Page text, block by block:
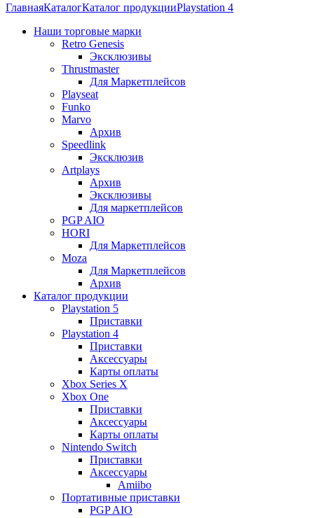
ГлавнаяКаталогКаталог продукцииPlaystation 4
Наши торговые марки
Retro Genesis
Эксклюзивы
Thrustmaster
Для Маркетплейсов
Playseat
Funko
Marvo
Архив
Speedlink
Эксклюзив
Artplays
Архив
Эксклюзивы
Для маркетплейсов
PGP AIO
HORI
Для Маркетплейсов
Moza
Для Маркетплейсов
Архив
Каталог продукции
Playstation 5
Приставки
Playstation 4
Приставки
Аксессуары
Карты оплаты
Xbox Series X
Xbox One
Приставки
Аксессуары
Карты оплаты
Nintendo Switch
Приставки
Аксессуары
Amiibo
Портативные приставки
PGP AIO